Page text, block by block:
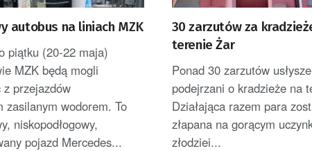
autobus na liniach MZK
piątku (20-22 maja)
MZK będą mogli
z przejazdów
zasilanym wodorem. To
niskopodłogowy,
pojazd Mercedes...
30 zarzutów za
terenie Żar
Ponad 30 zarzutów
podejrzani o kradzieże na
Działająca razem para
złapana na gorącym
złodziei...